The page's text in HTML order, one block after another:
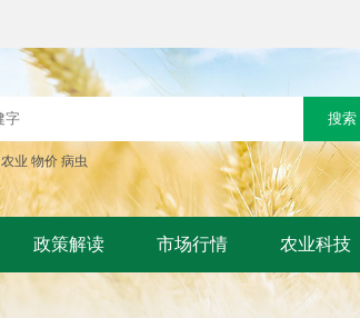
农业 物价 病虫
政策解读 市场行情 农业科技